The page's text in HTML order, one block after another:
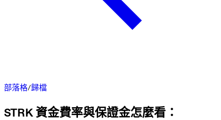
部落格/歸檔
STRK 資金費率與保證金怎麼看：